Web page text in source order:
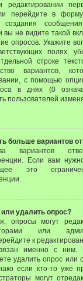
перейдите в
вы не видите такой
опросов. Укажите
полях,
строке
вариантов,
с помощью
в днях (0
пользователей
больше вариантов
вариантов
Если вам
это
или удалить опрос?
опросы могут
или
к
именно с ним.
удалить опрос или
если кто-то уже
могут